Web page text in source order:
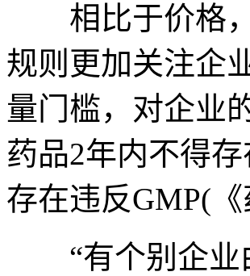
相比于价格，
规则更加关注企
量门槛，对企业
药品2年内不得
存在违反GMP(
“有个别企业